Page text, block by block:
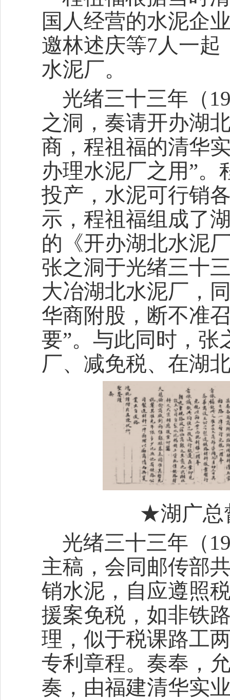
国人经营的水泥企
邀林述庆等7人一
水泥厂。
光绪三十三年（
之洞，奏请开办湖
商，程祖福的清华
办理水泥厂之用”
投产，水泥可行销
示，程祖福组成了
的《开办湖北水泥
张之洞于光绪三十
大冶湖北水泥厂，
华商附股，断不准
要”。与此同时，张
厂、减免税、在湖
★湖广总
光绪三十三年（
主稿，会同邮传部
销水泥，自应遵照
援案免税，如非铁
理，似于税课路工
专利章程。奏奉，
奏，由福建清华实